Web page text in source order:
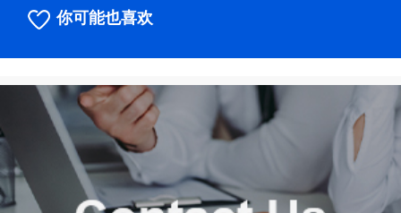
你可能也喜欢